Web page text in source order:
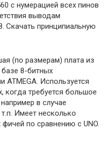
с нумерацией всех пинов
выводам
Скачать принципиальную
(по размерам) плата из
базе 8-битных
ATMEGA. Используется
когда требуется большое
в случае
Имеет несколько
по сравнению с UNO.